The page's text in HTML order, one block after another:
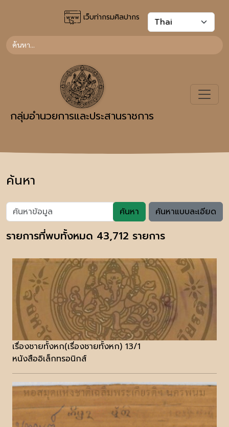
เว็บท่ากรมศิลปากร
กลุ่มอำนวยการและประสานราชการ
ค้นหา
ค้นหา ค้นหาแบบละเอียด
รายการที่พบทั้งหมด 43,712 รายการ
เรื่องชายทั้งหก(เรื่องชายทั้งหก) 13/1
หนังสืออิเล็กทรอนิกส์